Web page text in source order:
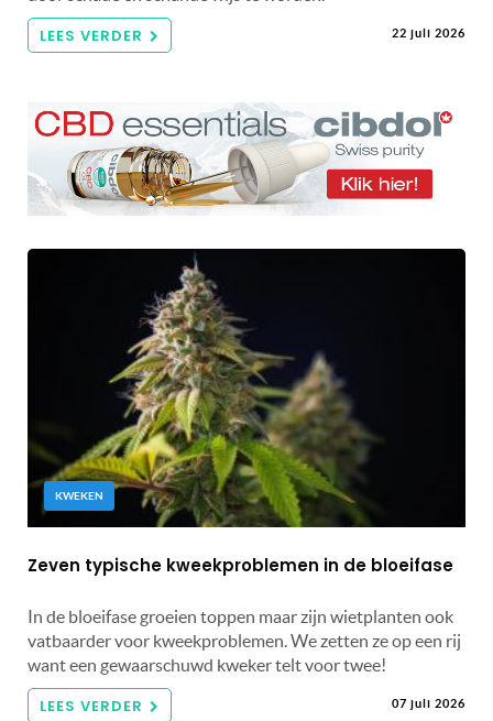
LEES VERDER 22 juli 2026
KWEKEN
Zeven typische kweekproblemen in de bloeifase
In de bloeifase groeien toppen maar zijn wietplanten ook
vatbaarder voor kweekproblemen. We zetten ze op een rij
want een gewaarschuwd kweker telt voor twee!
LEES VERDER 07 juli 2026